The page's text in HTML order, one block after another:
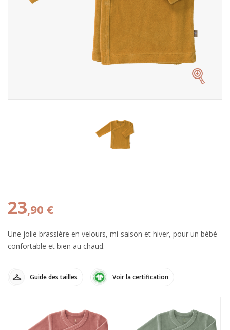
23,90 €
Une jolie brassière en velours, mi-saison et hiver, pour un bébé
confortable et bien au chaud.
Guide des tailles Voir la certification